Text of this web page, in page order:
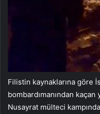
Filistin kaynaklarına göre
bombardımanından
Nusayrat mülteci